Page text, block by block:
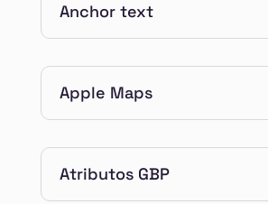
Anchor text
Apple Maps
Atributos GBP